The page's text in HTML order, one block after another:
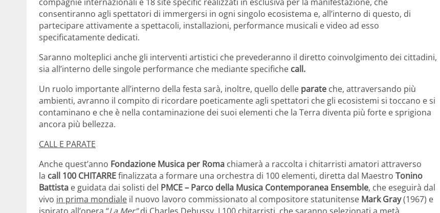
consentiranno agli spettatori di immergersi in ogni singolo ecosistema e, all’interno di questo, di
partecipare attivamente a spettacoli, installazioni, performance musicali e video ad esso
specificatamente dedicati.
Saranno molteplici anche gli interventi artistici che prevederanno il diretto coinvolgimento dei cittadini,
sia all’interno delle singole performance che mediante specifiche call.
Un ruolo importante all’interno della festa sarà, inoltre, quello delle parate che, attraversando più
ambienti, avranno il compito di ricordare poeticamente agli spettatori che gli ecosistemi si toccano e si
contaminano e che è nella contaminazione dei suoi elementi che la Terra diventa più forte e sprigiona
ancora più bellezza.
CALL E PARATE
Anche quest’anno Fondazione Musica per Roma chiamerà a raccolta i chitarristi amatori attraverso
la call 100 CHITARREfinalizzata a formare una orchestra di 100 elementi, diretta dal Maestro Tonino
Battista e guidata dai solisti del PMCE – Parco della Musica Contemporanea Ensemble, che eseguirà dal
vivo in prima mondiale il nuovo lavoro commissionato al compositore statunitense Mark Gray(1967) e